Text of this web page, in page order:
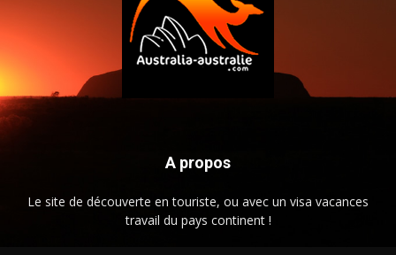
A propos
Le site de découverte en touriste, ou avec un visa vacances
travail du pays continent !